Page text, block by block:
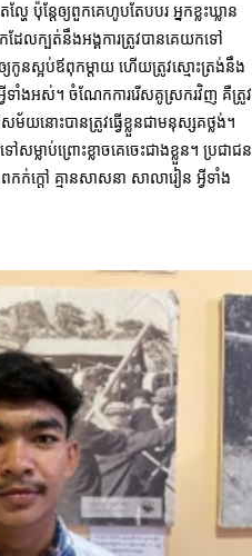
ែ ប៉ុន្តែឲ្យពួកគេហូបតែបបរ អ្នកខ្លះឃ្លាន
ែលក្បត់នឹងអង្គការត្រូវបានគេយកទៅ
នស្អប់ឪពុកម្តាយ ហើយត្រូវស្មោះត្រង់នឹង
អ្វីទាំងអស់។ ចំណែកការរើសគូស្រករវិញ គឺត្រូវ
ម័យនោះបានត្រូវធ្វើខ្លួនជាមនុស្សគថ្លង់។
លាប់ព្រោះខ្លាចគេចេះជាងខ្លួន។ ប្រជាជន
កក់ក្តៅ គ្មានសាសនា សាលារៀន អ្វីទាំង